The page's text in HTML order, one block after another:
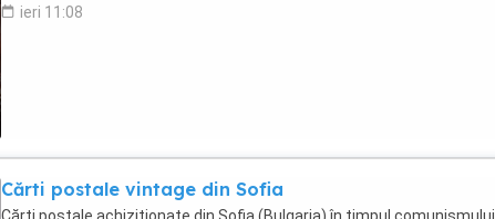
ieri 11:08
Cărti postale vintage din Sofia